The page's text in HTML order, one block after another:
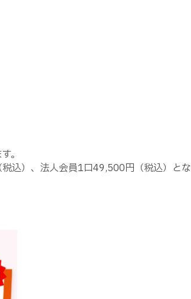
。
込）、法人会員1口49,500円（税込）とな